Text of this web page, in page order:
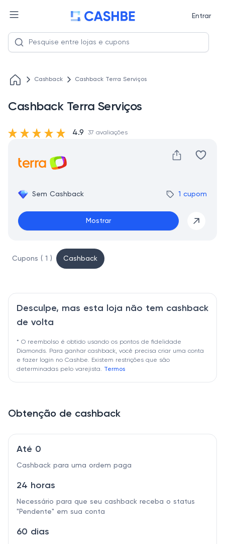
Entrar
Cashback Cashback Terra Serviços
Cashback Terra Serviços
Sem Cashback 1 cupom
Mostrar
4.9 37 avaliações
Cupons ( 1 ) Cashback
Desculpe, mas esta loja não tem cashback
de volta
* O reembolso é obtido usando os pontos de fidelidade
Diamonds. Para ganhar cashback, você precisa criar uma conta
e fazer login no Cashbe. Existem restrições que são
determinadas pelo varejista. Termos
Obtenção de cashback
Até 0
Cashback para uma ordem paga
24 horas
Necessário para que seu cashback receba o status
"Pendente" em sua conta
60 dias